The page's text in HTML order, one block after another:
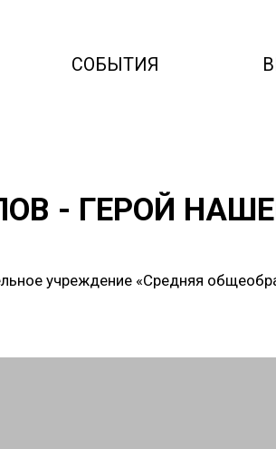
СОБЫТИЯ
- ГЕРОЙ
учреждение «Средняя